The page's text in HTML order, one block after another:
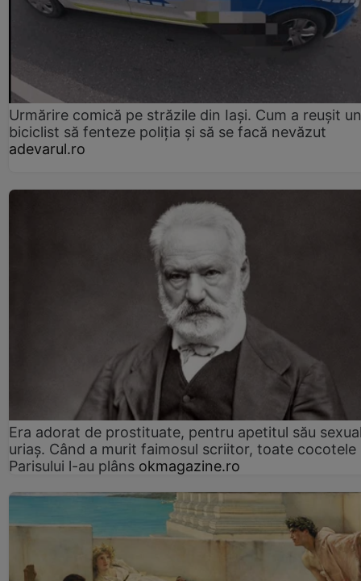
Urmărire comică pe străzile din Iași. Cum a reușit un
biciclist să fenteze poliția și să se facă nevăzut
adevarul.ro
Era adorat de prostituate, pentru apetitul său
uriaș. Când a murit faimosul scriitor, toate cocotele
Parisului l-au plâns okmagazine.ro